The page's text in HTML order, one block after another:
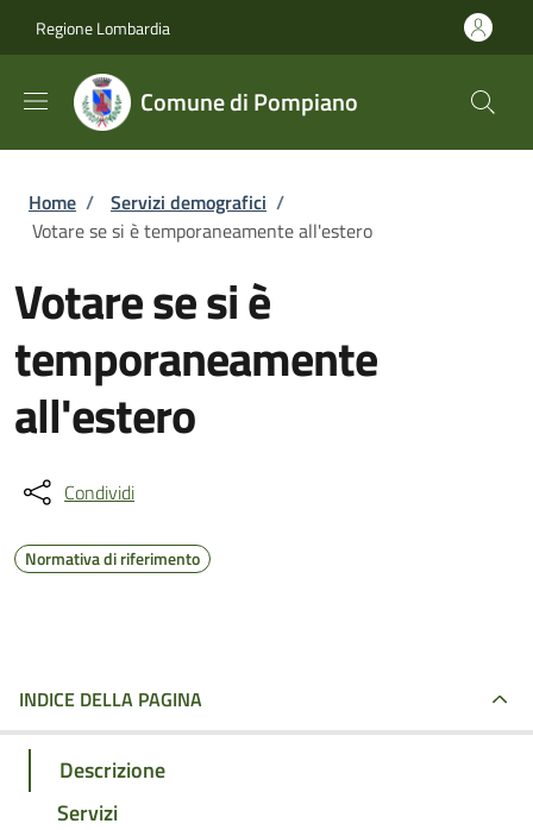
Regione Lombardia
Comune di Pompiano
Briciole di pane
Home / Servizi demografici /
Votare se si è temporaneamente all'estero
Votare se si è
temporaneamente
all'estero
Condividi
Normativa di riferimento
INDICE DELLA PAGINA
Descrizione
Servizi